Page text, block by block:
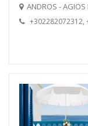
ANDROS - AGIOS
+302282072312,